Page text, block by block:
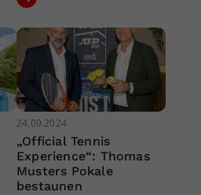
24.09.2024
„Official Tennis
Experience“: Thomas
Musters Pokale
bestaunen